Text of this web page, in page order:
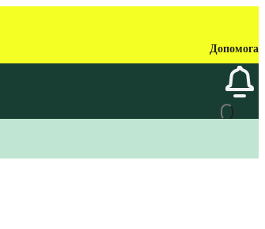
Допомога